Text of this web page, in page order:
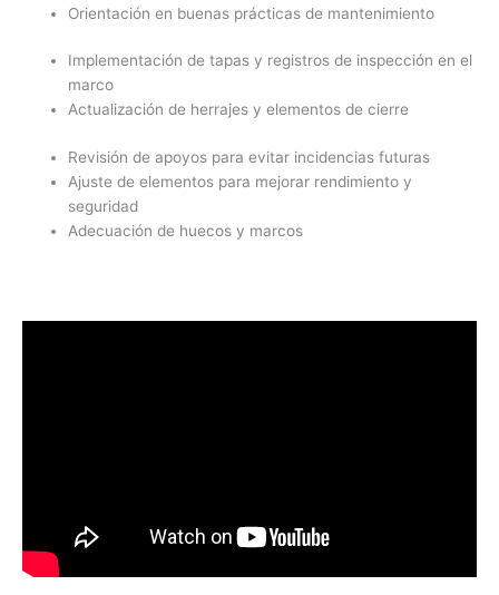
Orientación en buenas prácticas de mantenimiento
Implementación de tapas y registros de inspección en el
marco
Actualización de herrajes y elementos de cierre
Revisión de apoyos para evitar incidencias futuras
Ajuste de elementos para mejorar rendimiento y
seguridad
Adecuación de huecos y marcos